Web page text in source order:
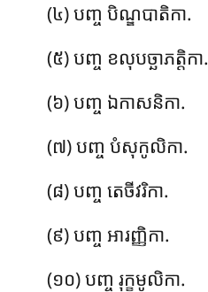
(៤) បញ្ច បិណ្ឌបាតិកា.
(៥) បញ្ច ខលុបច្ឆាភត្តិកា.
(៦) បញ្ច ឯកាសនិកា.
(៧) បញ្ច បំសុកូលិកា.
(៨) បញ្ច តេចីវរិកា.
(៩) បញ្ច អារញ្ញិកា.
(១០) បញ្ច រុក្ខមូលិកា.